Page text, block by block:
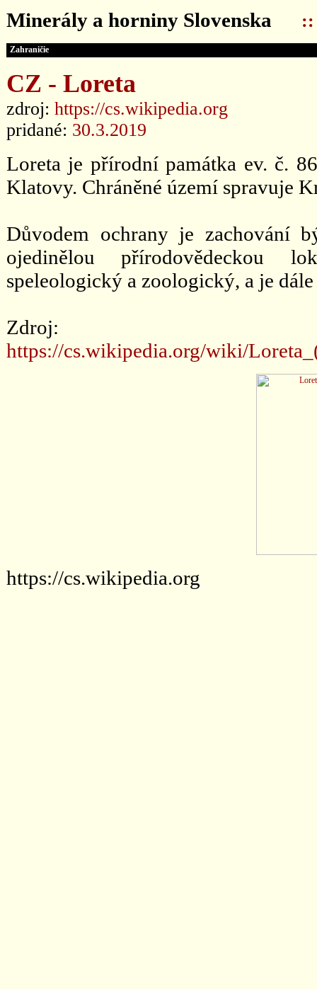
Minerály a horniny Slovenska ::
Zahraničie
CZ - Loreta
zdroj: https://cs.wikipedia.org
pridané: 30.3.2019
Loreta je přírodní památka ev. č.
Klatovy. Chráněné území spravuje
Důvodem ochrany je zachování
ojedinělou přírodovědeckou
speleologický a zoologický, a je
Zdroj:
https://cs.wikipedia.org/wiki/
https://cs.wikipedia.org